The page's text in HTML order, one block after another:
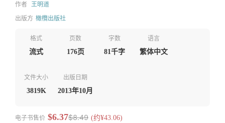
作者 王明道
出版方 橄欖出版社
格式
流式
页数
176页
字数
81千字
语言
繁体中文
文件大小
3819K
出版日期
2013年10月
电子书售价 $6.37$8.49 (约¥43.06)